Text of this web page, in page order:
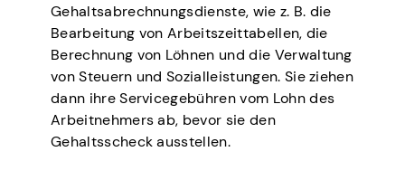
Gehaltsabrechnungsdienste, wie z. B. die
Bearbeitung von Arbeitszeittabellen, die
Berechnung von Löhnen und die Verwaltung
von Steuern und Sozialleistungen. Sie ziehen
dann ihre Servicegebühren vom Lohn des
Arbeitnehmers ab, bevor sie den
Gehaltsscheck ausstellen.